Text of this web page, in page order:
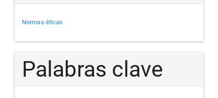
Normas éticas
Palabras clave